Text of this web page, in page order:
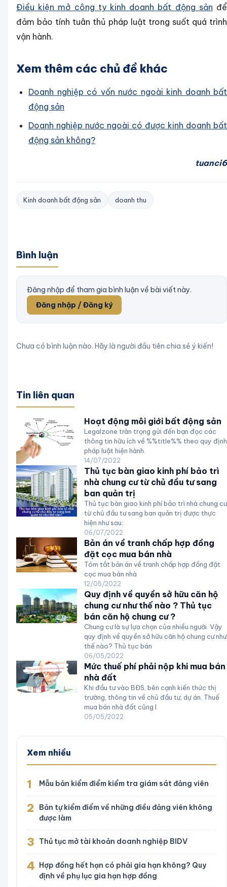
Điều kiện mở công ty kinh doanh bất động sản để
đảm bảo tính tuân thủ pháp luật trong suốt quá trình
vận hành.
Xem thêm các chủ đề khác
Doanh nghiệp có vốn nước ngoài kinh doanh bất
động sản
Doanh nghiệp nước ngoài có được kinh doanh bất
động sản không?
tuanci6
Kinh doanh bất động sản doanh thu
Bình luận
Đăng nhập để tham gia bình luận về bài viết này.
Đăng nhập / Đăng ký
Chưa có bình luận nào. Hãy là người đầu tiên chia sẻ ý kiến!
Tin liên quan
Hoạt động môi giới bất động sản
Legalzone trân trọng gửi đến bạn đọc các
thông tin hữu ích về %%title%% theo quy định
pháp luật hiện hành.
14/07/2022
Thủ tục bàn giao kinh phí bảo trì
nhà chung cư từ chủ đầu tư sang
ban quản trị
Thủ tục bàn giao kinh phí bảo trì nhà chung cư
từ chủ đầu tư sang ban quản trị được thực
hiện như sau:
06/07/2022
Bản án về tranh chấp hợp đồng
đặt cọc mua bán nhà
Tóm tắt bản án về tranh chấp hợp đồng đặt
cọc mua bán nhà
12/05/2022
Quy định về quyền sở hữu căn hộ
chung cư như thế nào ? Thủ tục
bán căn hộ chung cư ?
Chung cư là sự lựa chọn của nhiều người. Vậy
quy định về quyền sở hữu căn hộ chung cư như
thế nào? Thủ tục bán
06/05/2022
Mức thuế phí phải nộp khi mua bán
nhà đất
Khi đầu tư vào BĐS, bên cạnh kiến thức thị
trường, thông tin về chủ đầu tư, dự án. Thuế
mua bán nhà đất cũng l
05/05/2022
Xem nhiều
1 Mẫu bản kiểm điểm kiểm tra giám sát đảng viên
2
Bản tự kiểm điểm về những điều đảng viên không
được làm
3 Thủ tục mở tài khoản doanh nghiệp BIDV
4 Hợp đồng hết hạn có phải gia hạn không? Quy
định về phụ lục gia hạn hợp đồng